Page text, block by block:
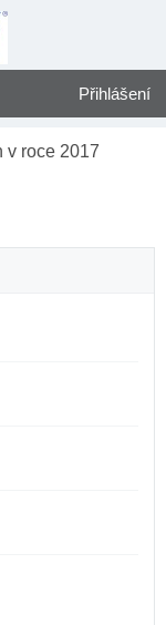
Přihlášení
v roce 2017